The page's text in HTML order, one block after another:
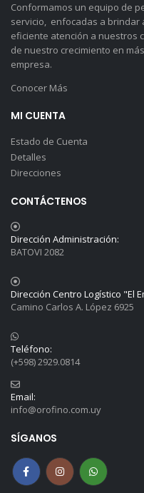
Conformamos un equipo de
servicio, enfocadas a brindar
eficiente atención a nuestros
de nuestro crecimiento en
empresa.
Conocer Más
MI CUENTA
Estado de Cuenta
Detalles
Direcciones
CONTÁCTENOS
Dirección Administración:
BATOVI 2082
Dirección Centro Logístico "El
Camino Carlos A. López 6925
Teléfono:
(+598) 2929.0814
Email:
info@orofino.com.uy
SÍGANOS